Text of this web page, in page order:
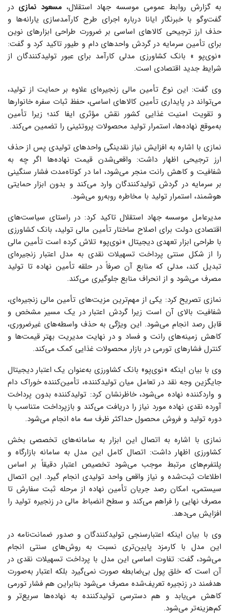
به گزارش روابط عمومی موسسه جهاد استقلال، مسعود نمازی در
گفت‌وگو با خبرنگار ایانا درباره اجرای طرح کارآمدسازی یارانه‌ها و
حذف ارز ترجیحی کالاهای اساسی بر ضرورت طراحی ابزارهای نوین
برای تأمین سرمایه در گردش واحدهای دام و طیور تاکید کرد و گفت:
«نوی‌پو » بانک کشاورزی مدلی کارآمد برای عبور تولیدکنندگان از
شرایط جدید اقتصادی است.
وی گفت: این نوع تأمین مالی زنجیره‌ای علاوه بر حمایت از تولید،
می‌تواند در پایداری تأمین کالاهای اساسی، حفظ ثبات سفره خانوارها
و تقویت امنیت غذایی کشور نقش مؤثری ایفا کند؛ زیرا تأمین
به‌موقع نهاده‌ها، استمرار تولید محصولات پروتئینی را تضمین می‌کند.
نمازی با اشاره به افزایش نیاز نقدینگی واحدهای تولیدی پس از حذف
ارز ترجیحی اظهار داشت: واقعی‌شدن قیمت نهاده‌ها اگر چه به
شفافیت و کاهش رانت منجر می‌شود، اما در کوتاه‌مدت فشار سنگینی
بر سرمایه در گردش تولیدکنندگان وارد می‌کند و بدون ابزار حمایتی
هوشمند، استمرار تولید با مخاطره روبه‌رو می‌شود.
مدیرعامل موسسه جهاد استقلال تاکید کرد: در راستای سیاست‌های
اقتصادی دولت برای اصلاح ساختار تأمین مالی تولید، بانک کشاورزی
با طراحی ابزار تعهدی دیجیتال «نوی‌پو» تلاش کرده است تأمین مالی
را از شکل سنتی پرداخت تسهیلات نقدی به مدل اعتبار زنجیره‌ای
تبدیل کند، مدلی که منابع آن صرفاً در حلقه تأمین نهاده تا تولید
مصرف می‌شود و از انحراف منابع جلوگیری می‌کند.
نمازی تصریح کرد: یکی از مهم‌ترین مزیت‌های تأمین مالی زنجیره‌ای،
شفافیت بالای آن است زیرا گردش اعتبار در یک مسیر مشخص و
قابل رصد انجام می‌شود. این ویژگی به حذف واسطه‌های غیرضروری،
کاهش زمینه‌های رانت و فساد و در نهایت مدیریت بهتر قیمت‌ها و
کنترل فشارهای تورمی در بازار محصولات غذایی کمک می‌کند.
وی با بیان اینکه «نوی‌پو» بانک کشاورزی به‌عنوان یک اعتبار دیجیتال
جایگزین وجه نقد در تعامل میان تولیدکننده، تأمین‌کننده خوراک دام
و واردکننده نهاده می‌شود، خاظرنشان کرد: تولیدکننده بدون پرداخت
آورده نقدی نهاده مورد نیاز را دریافت می‌کند و بازپرداخت متناسب با
دوره تولید و فروش محصول حداکثر ظرف سه ماه انجام می‌شود.
نمازی با اشاره به اتصال این ابزار به سامانه‌های تخصصی بخش
کشاورزی اظهار داشت: اتصال کامل این مدل به سامانه بازارگاه و
پلتفرم‌های مرتبط موجب می‌شود تخصیص اعتبار دقیقاً بر اساس
اطلاعات ثبت‌شده و نیاز واقعی واحد تولیدی انجام گیرد. این اتصال
سیستمی، امکان رصد جریان تأمین نهاده از مرحله ثبت سفارش تا
مصرف نهایی را فراهم می‌کند و سطح انضباط مالی در زنجیره تولید را
افزایش می‌دهد.
وی با بیان اینکه اعتبارسنجی تولیدکنندگان و صدور ضمانت‌نامه در
این مدل با کارمزد پایین‌تری نسبت به روش‌های سنتی انجام
می‌شود، گفت: تفاوت اساسی این مدل با پرداخت تسهیلات نقدی در
آن است که خلق پول بی‌ضابطه صورت نمی‌گیرد بلکه اعتبار به‌صورت
هدفمند در زنجیره تعریف‌شده مصرف می‌شود بنابراین هم فشار تورمی
کاهش می‌یابد و هم دسترسی تولیدکننده به نهاده‌ها سریع‌تر و
کم‌هزینه‌تر می‌شود.